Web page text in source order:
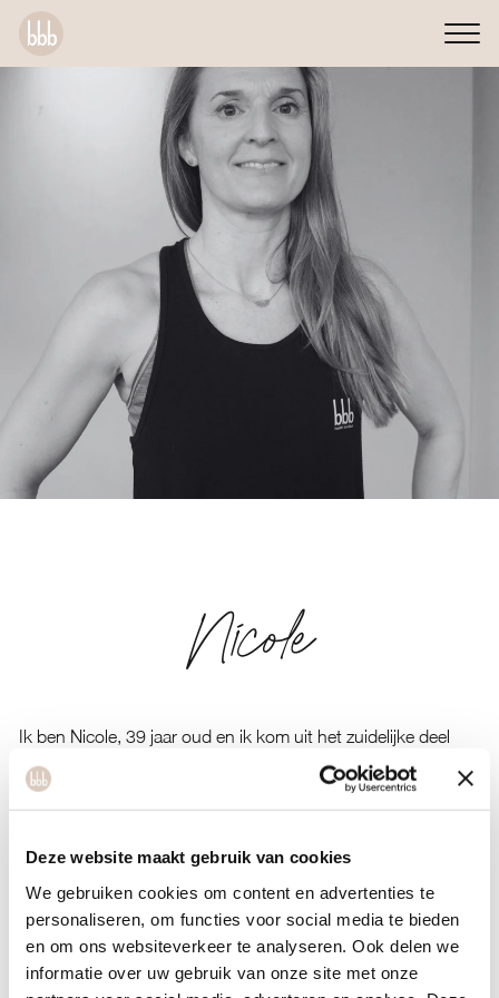
Deze website maakt gebruik van cookies
We gebruiken cookies om content en advertenties te
personaliseren, om functies voor social media te bieden
en om ons websiteverkeer te analyseren. Ook delen we
informatie over uw gebruik van onze site met onze
Nicole
Ik ben Nicole, 39 jaar oud en ik kom uit het zuidelijke deel
van Zwitserland. Inmiddels woon ik al ruim tien jaar in
Rosmalen met Dries en mijn prachtige kindjes Mattia 7 en
op kleine en grote avonturen gaan met mijn kinderen. In de
winter vind ik het fijn om te gaan snowboarden, skien, en in
de zomer allerlei watersporten. Maar ik vind het ook heerlijk
om een rondje te gaan mountainbiken, hardlopen, wandelen
of een lesje yoga te doen. Sport is sinds jongs af aan altijd